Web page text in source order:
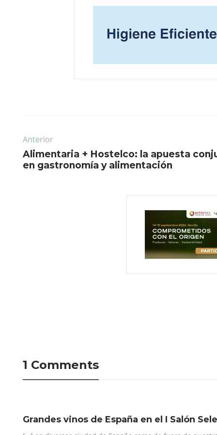
Anterior
Alimentaria + Hostelco: la apuesta
en gastronomía y alimentación
1 Comments
Grandes vinos de España en el I Salón